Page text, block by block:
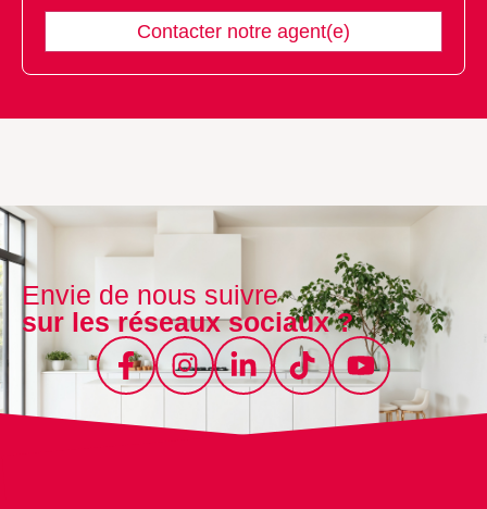
Contacter notre agent(e)
Envie de nous suivre
sur les réseaux sociaux ?